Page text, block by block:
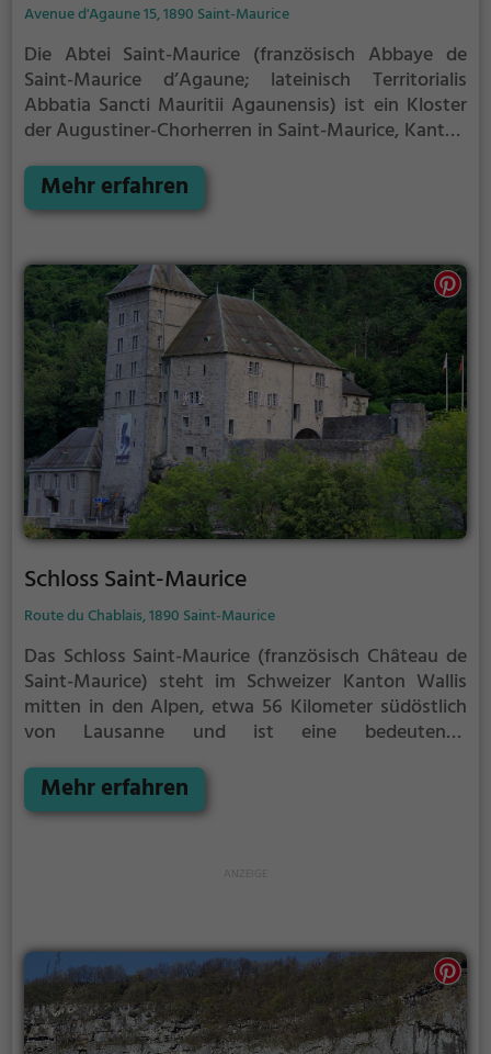
Avenue d'Agaune 15, 1890 Saint-Maurice
Die Abtei Saint-Maurice (französisch Abbaye de
Saint-Maurice d’Agaune; lateinisch Territorialis
Abbatia Sancti Mauritii Agaunensis) ist ein Kloster
der Augustiner-Chorherren in Saint-Maurice, Kanton
Abendlandes, das ohne Unterbrechung besteht.
2014/2015 feierte die Abtei ihr 1500-jähriges
Mehr erfahren
Schloss Saint-Maurice
Route du Chablais, 1890 Saint-Maurice
Das Schloss Saint-Maurice (französisch Château de
Saint-Maurice) steht im Schweizer Kanton Wallis
mitten in den Alpen, etwa 56 Kilometer südöstlich
von Lausanne und ist eine bedeutende
Maurice ist das Nordportal der europäischen
Alpentransversale der direkten Durchgangsstrasse
Mehr erfahren